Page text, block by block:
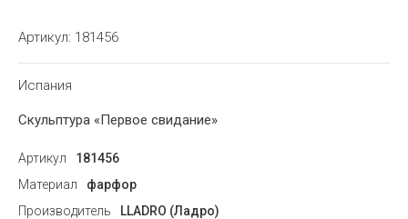
Артикул: 181456
Испания
Скульптура «Первое свидание»
Артикул
181456
Материал
фарфор
Производитель
LLADRO (Ладро)